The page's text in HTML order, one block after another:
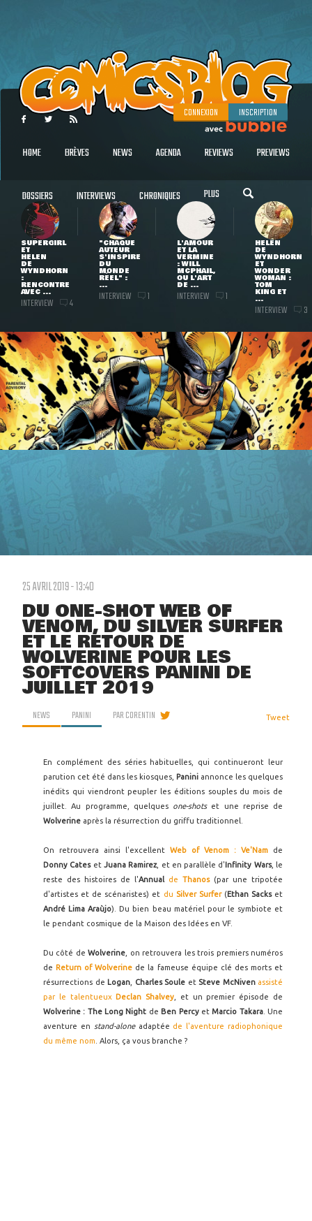
CONNEXION INSCRIPTION
HOME BRÈVES NEWS AGENDA REVIEWS PREVIEWS
DOSSIERS INTERVIEWS CHRONIQUES PLUS
SUPERGIRL
ET
HELEN
DE
WYNDHORN
:
RENCONTRE
AVEC ...
INTERVIEW 4
"CHAQUE
AUTEUR
S'INSPIRE
DU
MONDE
RÉEL" :
...
INTERVIEW 1
L'AMOUR
ET LA
VERMINE
: WILL
MCPHAIL,
OU L'ART
DE ...
INTERVIEW 1
HELEN
DE
WYNDHORN
ET
WONDER
WOMAN :
TOM
KING ET
...
INTERVIEW 3
25 AVRIL 2019 - 13:40
DU ONE-SHOT WEB OF
VENOM, DU SILVER SURFER
ET LE RETOUR DE
WOLVERINE POUR LES
SOFTCOVERS PANINI DE
JUILLET 2019
NEWS PANINI PARCORENTIN Tweet
En complément des séries habituelles, qui continueront leur
parution cet été dans les kiosques, Panini annonce les quelques
inédits qui viendront peupler les éditions souples du mois de
juillet. Au programme, quelques one-shotset une reprise de
Wolverine après la résurrection du griffu traditionnel.
On retrouvera ainsi l'excellent Web of Venom : Ve'Nam de
Donny Cateset Juana Ramirez, et en parallèle d'Infinity Wars, le
reste des histoires de l'Annual de Thanos(par une tripotée
d'artistes et de scénaristes) et du Silver Surfer (Ethan Sackset
André Lima Araùjo). Du bien beau matériel pour le symbiote et
le pendant cosmique de la Maison des Idées en VF.
Du côté deWolverine , on retrouvera les trois premiers numéros
deReturn of Wolverine de la fameuse équipe clé des morts et
résurrections de Logan Charles Soule et Steve McNiven assisté
par le talentueuxDeclan Shalvey , et un premier épisode de
Wolverine : The Long Night de Ben PercyetMarcio Takara. Une
aventure en stand-aloneadaptée de l'aventure radiophonique
du même nom . Alors, ça vous branche ?